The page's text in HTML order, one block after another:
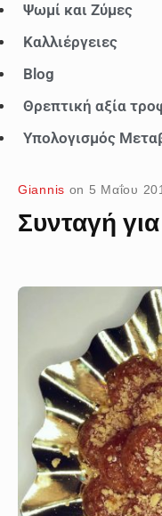
Ψωμί και Ζύμες
Καλλιέργειες
Blog
Θρεπτική αξία
Υπολογισμός
Giannis on 5 Μαΐου
Συνταγή